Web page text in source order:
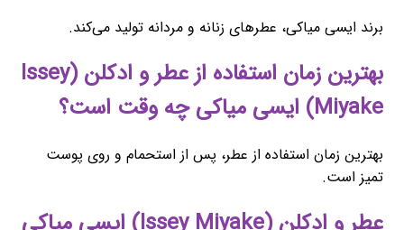
برند ایسی میاکی، عطرهای زنانه و مردانه تولید می‌کند.
بهترین زمان استفاده از عطر و ادکلن (Issey
Miyake) ایسی میاکی چه وقت است؟
بهترین زمان استفاده از عطر، پس از استحمام و روی پوست
تمیز است.